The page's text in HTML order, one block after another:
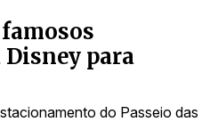
para
do Passeio das